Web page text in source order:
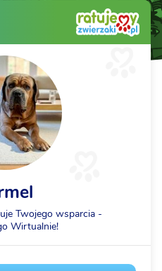
Twojego wsparcia -
Wirtualnie!